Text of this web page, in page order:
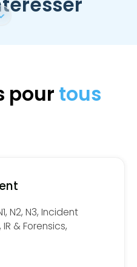
pour tous
N2, N3, Incident
& Forensics,